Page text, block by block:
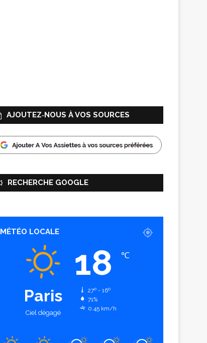
AJOUTEZ‑NOUS À VOS SOURCES
RECHERCHE GOOGLE
MÉTÉO LOCALE
Paris
Ciel dégagé
18 ℃
27º - 16º
71%
0.45 km/h